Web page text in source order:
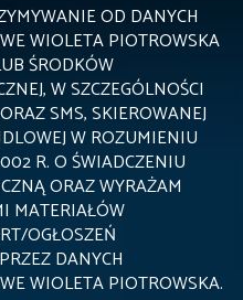
OD DANYCH
WIOLETA PIOTROWSKA
ŚRODKÓW
W SZCZEGÓLNOŚCI
SMS, SKIEROWANEJ
W ROZUMIENIU
R. O ŚWIADCZENIU
ORAZ WYRAŻAM
MATERIAŁÓW
OGŁOSZEŃ
DANYCH
WIOLETA PIOTROWSKA.